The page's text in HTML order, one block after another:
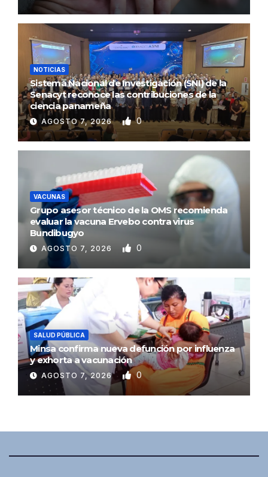
NOTICIAS
Sistema Nacional de Investigación (SNI) de la
Senacyt reconoce las contribuciones de la
ciencia panameña
AGOSTO 7, 2026 0
VACUNAS
Grupo asesor técnico de la OMS recomienda
evaluar la vacuna Ervebo contra virus
Bundibugyo
AGOSTO 7, 2026 0
SALUD PÚBLICA
Minsa confirma nueva defunción por influenza
y exhorta a vacunación
AGOSTO 7, 2026 0